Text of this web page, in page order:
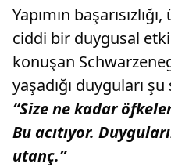
Yapımın
ciddi bir duygusal
konuşan
yaşadığı duyguları
“Size ne kadar
Bu acıtıyor.
utanç.”